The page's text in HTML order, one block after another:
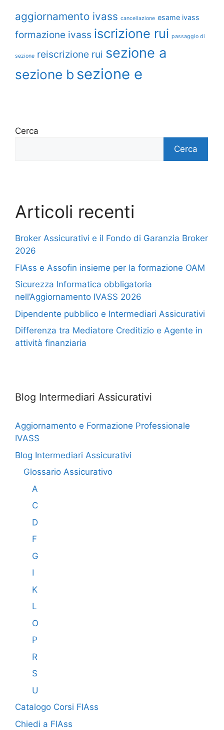
aggiornamento ivass cancellazione esame ivass
formazione ivass iscrizione rui passaggio di
sezione reiscrizione rui sezione a
sezione b sezione e
Cerca
Cerca
Articoli recenti
Broker Assicurativi e il Fondo di Garanzia Broker
2026
FIAss e Assofin insieme per la formazione OAM
Sicurezza Informatica obbligatoria
nell’Aggiornamento IVASS 2026
Dipendente pubblico e Intermediari Assicurativi
Differenza tra Mediatore Creditizio e Agente in
attività finanziaria
Blog Intermediari Assicurativi
Aggiornamento e Formazione Professionale
IVASS
Blog Intermediari Assicurativi
Glossario Assicurativo
A
C
D
F
G
I
K
L
O
P
R
S
U
Catalogo Corsi FIAss
Chiedi a FIAss